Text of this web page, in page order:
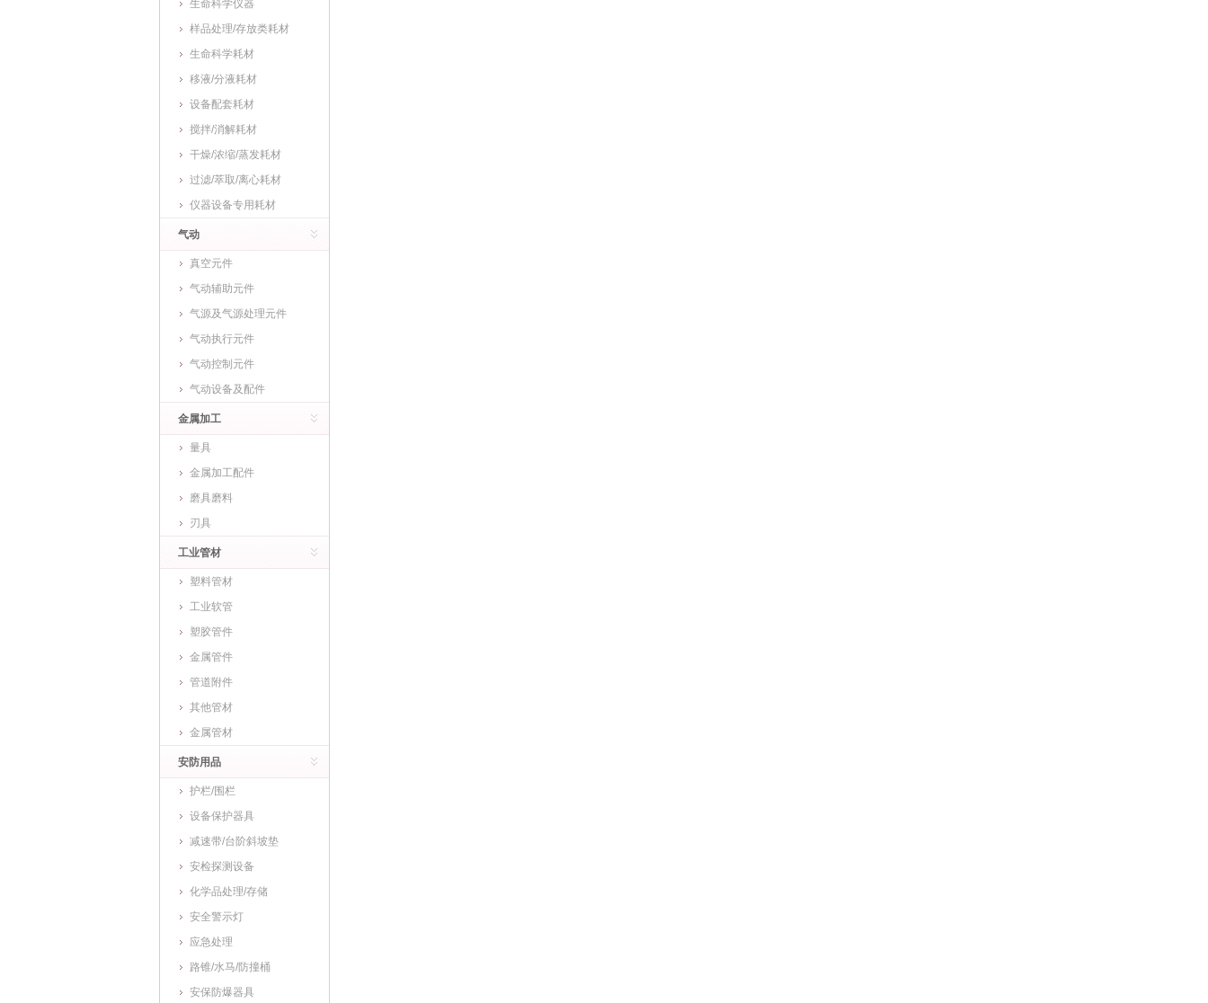
生命科学仪器
样品处理/存放类耗材
生命科学耗材
移液/分液耗材
设备配套耗材
搅拌/消解耗材
干燥/浓缩/蒸发耗材
过滤/萃取/离心耗材
仪器设备专用耗材
气动
真空元件
气动辅助元件
气源及气源处理元件
气动执行元件
气动控制元件
气动设备及配件
金属加工
量具
金属加工配件
磨具磨料
刃具
工业管材
塑料管材
工业软管
塑胶管件
金属管件
管道附件
其他管材
金属管材
安防用品
护栏/围栏
设备保护器具
减速带/台阶斜坡垫
安检探测设备
化学品处理/存储
安全警示灯
应急处理
路锥/水马/防撞桶
安保防爆器具